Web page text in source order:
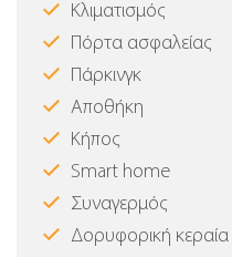
Κλιματισμός
Πόρτα ασφαλείας
Πάρκινγκ
Αποθήκη
Κήπος
Smart home
Συναγερμός
Δορυφορική κεραία